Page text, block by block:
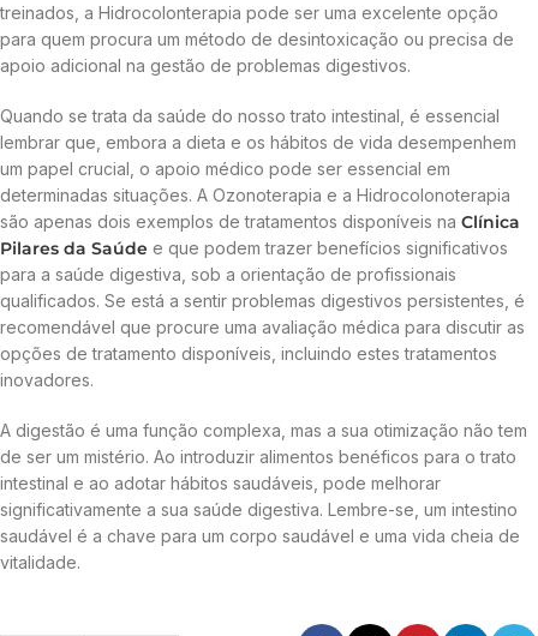
treinados, a Hidrocolonterapia pode ser uma excelente opção
para quem procura um método de desintoxicação ou precisa de
apoio adicional na gestão de problemas digestivos.
Quando se trata da saúde do nosso trato intestinal, é essencial
lembrar que, embora a dieta e os hábitos de vida desempenhem
um papel crucial, o apoio médico pode ser essencial em
determinadas situações. A Ozonoterapia e a Hidrocolonoterapia
são apenas dois exemplos de tratamentos disponíveis na Clínica
Pilares da Saúde e que podem trazer benefícios significativos
para a saúde digestiva, sob a orientação de profissionais
qualificados. Se está a sentir problemas digestivos persistentes, é
recomendável que procure uma avaliação médica para discutir as
opções de tratamento disponíveis, incluindo estes tratamentos
inovadores.
A digestão é uma função complexa, mas a sua otimização não tem
de ser um mistério. Ao introduzir alimentos benéficos para o trato
intestinal e ao adotar hábitos saudáveis, pode melhorar
significativamente a sua saúde digestiva. Lembre-se, um intestino
saudável é a chave para um corpo saudável e uma vida cheia de
vitalidade.